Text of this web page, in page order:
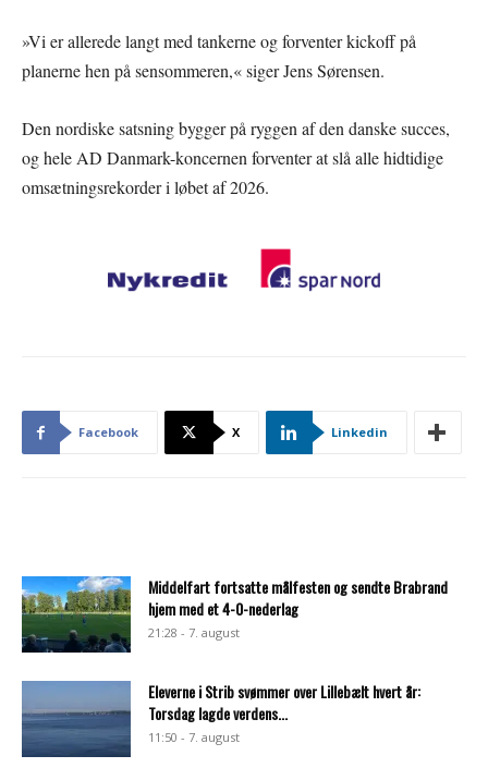
»Vi er allerede langt med tankerne og forventer kickoff på
planerne hen på sensommeren,« siger Jens Sørensen.
Den nordiske satsning bygger på ryggen af den danske succes,
og hele AD Danmark-koncernen forventer at slå alle hidtidige
omsætningsrekorder i løbet af 2026.
Facebook X Linkedin
Middelfart fortsatte målfesten og sendte Brabrand
hjem med et 4-0-nederlag
21:28 - 7. august
Eleverne i Strib svømmer over Lillebælt hvert år:
Torsdag lagde verdens...
11:50 - 7. august